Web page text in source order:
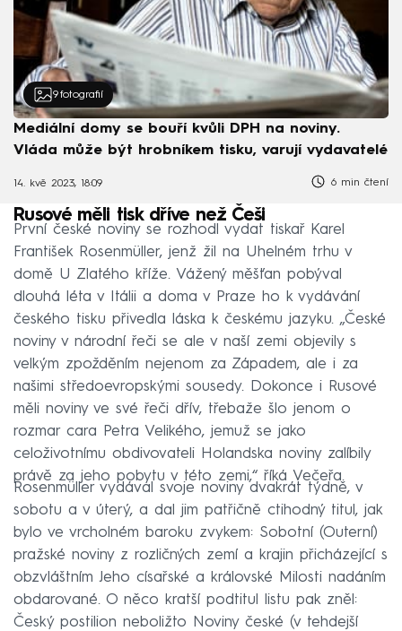
9 fotografií
Mediální domy se bouří kvůli DPH na noviny.
Vláda může být hrobníkem tisku, varují vydavatelé
14. kvě 2023, 18:09 6 min čtení
Rusové měli tisk dříve než Češi
První české noviny se rozhodl vydat tiskař Karel
František Rosenmüller, jenž žil na Uhelném trhu v
domě U Zlatého kříže. Vážený měšťan pobýval
dlouhá léta v Itálii a doma v Praze ho k vydávání
českého tisku přivedla láska k českému jazyku. „České
noviny v národní řeči se ale v naší zemi objevily s
velkým zpožděním nejenom za Západem, ale i za
našimi středoevropskými sousedy. Dokonce i Rusové
měli noviny ve své řeči dřív, třebaže šlo jenom o
rozmar cara Petra Velikého, jemuž se jako
celoživotnímu obdivovateli Holandska noviny zalíbily
právě za jeho pobytu v této zemi,“ říká Večeřa.
Rosenmüller vydával svoje noviny dvakrát týdně, v
sobotu a v úterý, a dal jim patřičně ctihodný titul, jak
bylo ve vrcholném baroku zvykem: Sobotní (Outerní)
pražské noviny z rozličných zemí a krajin přicházející s
obzvláštním Jeho císařské a královské Milosti nadáním
obdarované. O něco kratší podtitul listu pak zněl:
Český postilion neboližto Noviny české (v tehdejší